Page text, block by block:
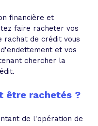
financière et
faire racheter vos
rachat de crédit vous
et vos
chercher la
être rachetés ?
de l'opération de